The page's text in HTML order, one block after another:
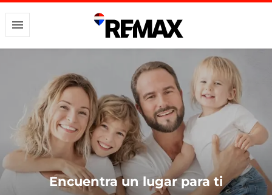
Encuentra un lugar para ti